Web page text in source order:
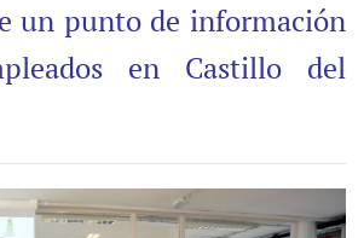
un punto de información
en Castillo del